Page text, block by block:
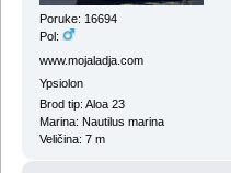
Poruke: 16694
Pol:
www.mojaladja.com
Ypsiolon
Brod tip: Aloa 23
Marina: Nautilus marina
Veličina: 7 m